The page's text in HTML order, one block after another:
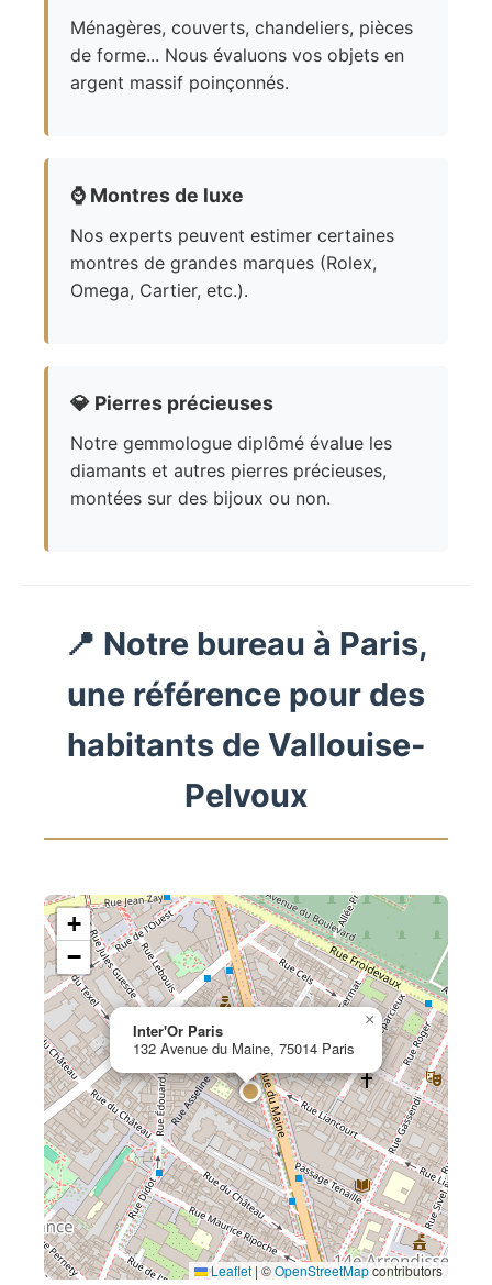
Ménagères, couverts, chandeliers, pièces
de forme... Nous évaluons vos objets en
argent massif poinçonnés.
⌚ Montres de luxe
Nos experts peuvent estimer certaines
montres de grandes marques (Rolex,
Omega, Cartier, etc.).
💎 Pierres précieuses
Notre gemmologue diplômé évalue les
diamants et autres pierres précieuses,
montées sur des bijoux ou non.
📍 Notre bureau à Paris,
une référence pour des
habitants de Vallouise-
Pelvoux
Inter'Or Paris
132 Avenue du Maine, 75014 Paris
×
+
−
Leaflet | ©OpenStreetMapcontributors